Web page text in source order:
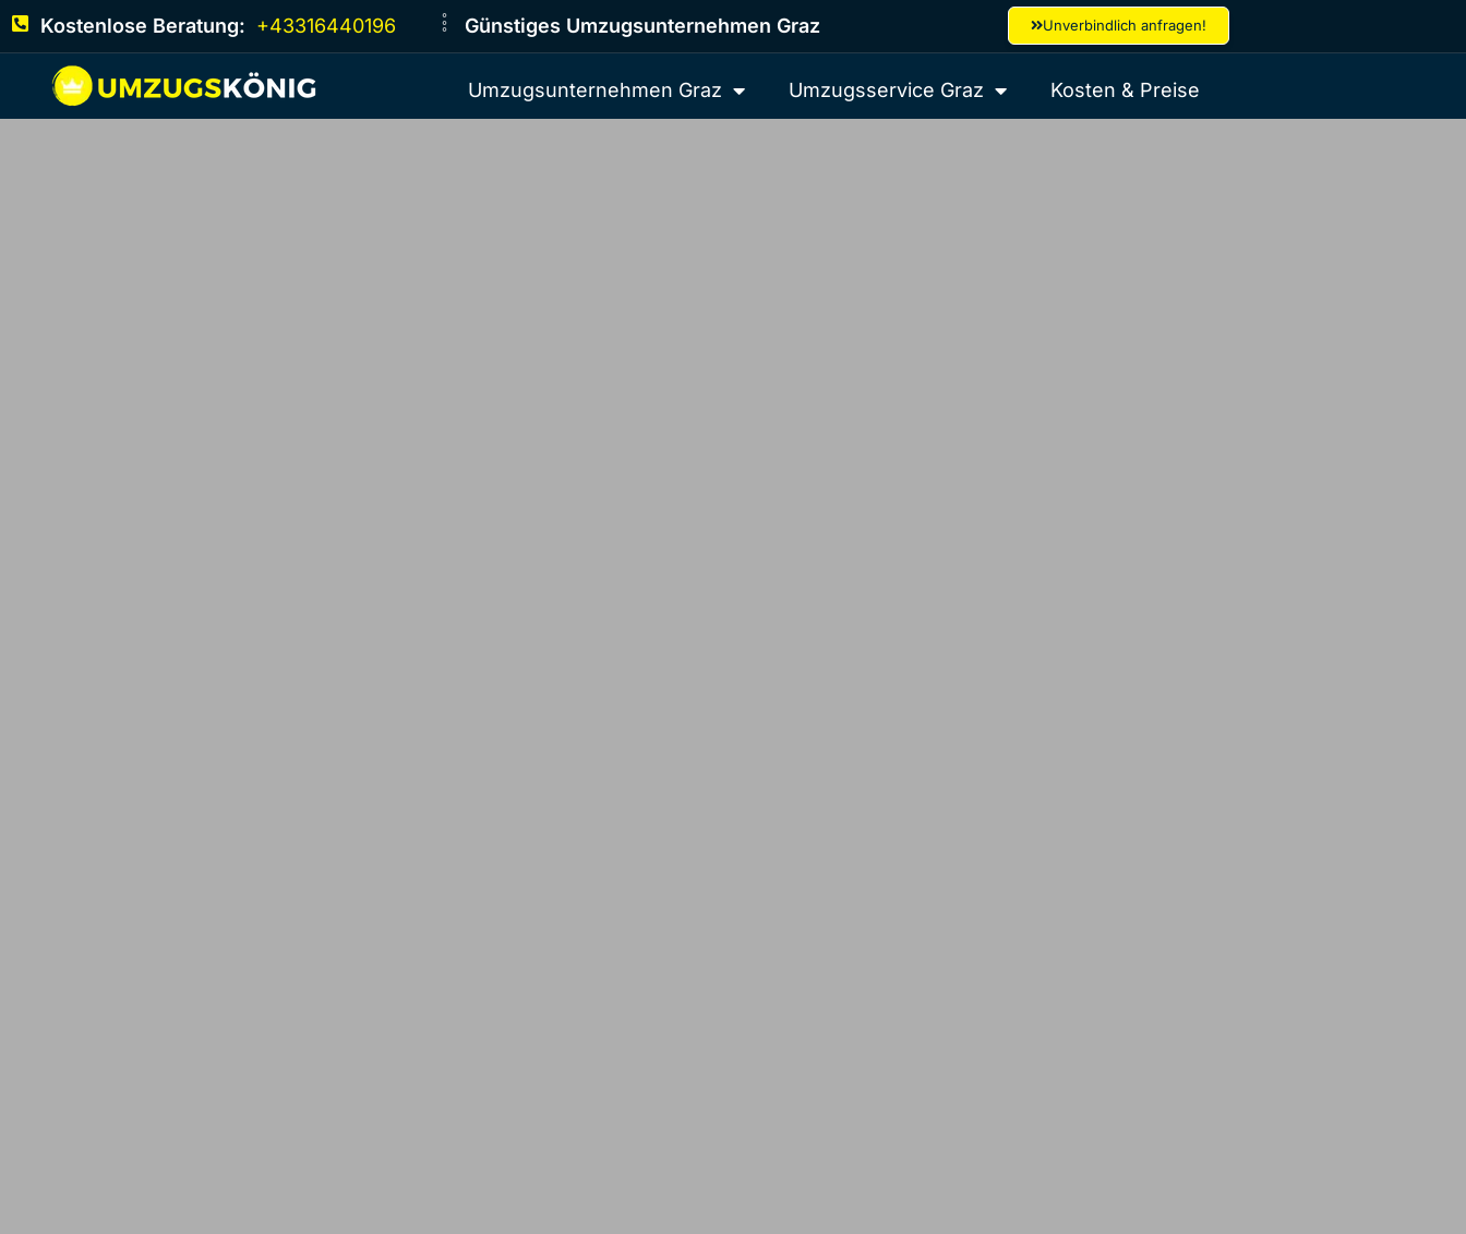
Kostenlose Beratung: +43316440196 Günstiges Umzugsunternehmen Graz Unverbindlich anfragen!
Umzugsunternehmen Graz Umzugsservice Graz Kosten & Preise